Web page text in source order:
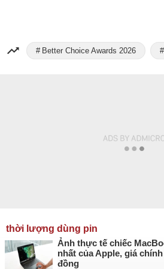
Better Choice Awards 2026
thời lượng dùng pin
Ảnh thực tế chiếc
nhất của Apple, giá
đồng